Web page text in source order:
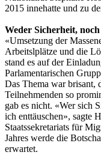
2015 innehatte und zu
Weder Sicherheit,
«Umsetzung der
Arbeitslplätze und die
stand es auf der
Parlamentarischen
Das Thema war brisant,
Teilnehmenden so
gab es nicht. «Wer sich
ich enttäuschen», sagte
Staatssekretariats für
Jahres werde die
erwartet.